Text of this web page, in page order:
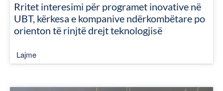
Rritet interesimi për programet inovative në
UBT, kërkesa e kompanive ndërkombëtare po
orienton të rinjtë drejt teknologjisë
Lajme